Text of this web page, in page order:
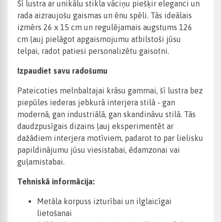
Šī lustra ar unikālu stikla vāciņu piešķir eleganci un
rada aizraujošu gaismas un ēnu spēli. Tās ideālais
izmērs 26 x 15 cm un regulējamais augstums 126
cm ļauj pielāgot apgaismojumu atbilstoši jūsu
telpai, radot patiesi personalizētu gaisotni.
Izpaudiet savu radošumu
Pateicoties melnbaltajai krāsu gammai, šī lustra bez
piepūles iederas jebkurā interjera stilā - gan
modernā, gan industriālā, gan skandināvu stilā. Tās
daudzpusīgais dizains ļauj eksperimentēt ar
dažādiem interjera motīviem, padarot to par lielisku
papildinājumu jūsu viesistabai, ēdamzonai vai
guļamistabai.
Tehniskā informācija:
Metāla korpuss izturībai un ilglaicīgai
lietošanai